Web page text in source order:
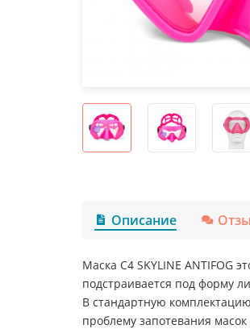
Описание
Маска C4 SKYLINE ANTIFOG
подстраивается под форму
В стандартную
проблему запотевания